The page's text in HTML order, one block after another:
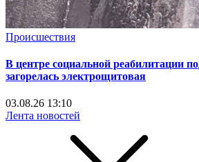
Происшествия
В центре социальной реабилитации
загорелась электрощитовая
03.08.26 13:10
Лента новостей